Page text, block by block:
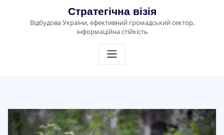
Стратегічна візія
Відбудова України, ефективний громадський сектор,
інформаційна стійкість